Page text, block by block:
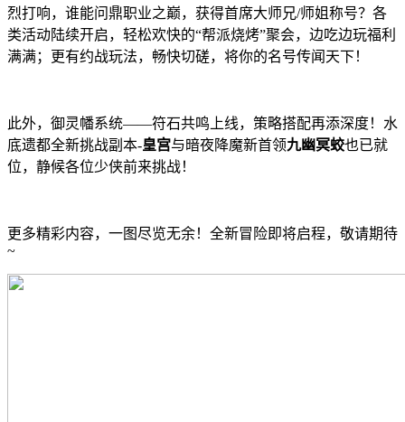
烈打响，谁能问鼎职业之巅，获得首席大师兄/师姐称号？各
类活动陆续开启，轻松欢快的“帮派烧烤”聚会，边吃边玩福利
满满；更有约战玩法，畅快切磋，将你的名号传闻天下！
此外，御灵幡系统——符石共鸣上线，策略搭配再添深度！水
底遗都全新挑战副本-皇宫与暗夜降魔新首领九幽冥蛟也已就
位，静候各位少侠前来挑战！
更多精彩内容，一图尽览无余！全新冒险即将启程，敬请期待
~